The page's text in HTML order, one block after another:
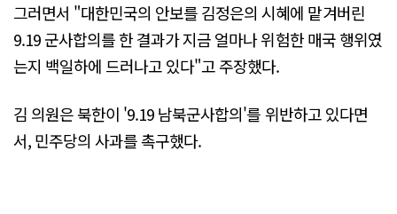
그러면서 "대한민국의 안보를 김정은의 시혜에 맡겨버린
9.19 군사합의를 한 결과가 지금 얼마나 위험한 매국 행위였
는지 백일하에 드러나고 있다"고 주장했다.
김 의원은 북한이 '9.19 남북군사합의'를 위반하고 있다면
서, 민주당의 사과를 촉구했다.